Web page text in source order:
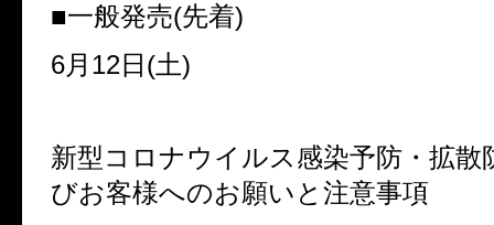
■一般発売(先着)
6月12日(土)
新型コロナウイルス感染予防・拡散
びお客様へのお願いと注意事項